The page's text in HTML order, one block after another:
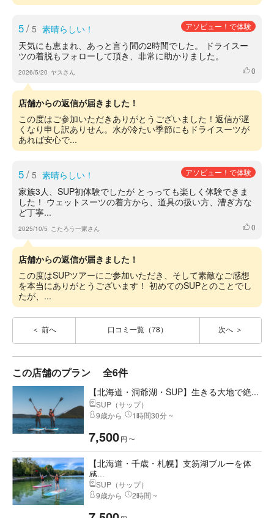
5/ 5 素晴らしい！ アソビュー！で体験
天気にも恵まれ、あっと言う間の2時間でした。 ドライスー
ツの着脱もフォローして頂き、非常に助かりました。
2026/5/20 ヤスさん いいね
0
店舗からの返信が届きました！
この度はご参加いただきありがとうございました！返信が遅
くなり申し訳ありせん。水が冷たい季節にもドライスーツが
あれば安心で...
5/ 5 素晴らしい！ アソビュー！で体験
家族3人、SUP初体験でしたが とっっても楽しく体験できま
した！ ウェットスーツの着方から、道具の扱い方、漕ぎ方な
ど丁寧...
2025/10/5 こたろう一家さん いいね
0
店舗からの返信が届きました！
この度はSUPツアーにご参加いただき、そして素敵なご感想
を本当にありがとうございます！ 初めてのSUPとのことでし
たが、...
前へ 口コミ一覧（78） 次へ
この店舗のプラン 全6件
【北海道・洞爺湖・SUP】生きる大地で絶...
SUP（サップ）
9歳から
1時間30分 ~
7,500円 〜
【北海道・千歳・札幌】支笏湖ブルーを体
感...
SUP（サップ）
9歳から
2時間 ~